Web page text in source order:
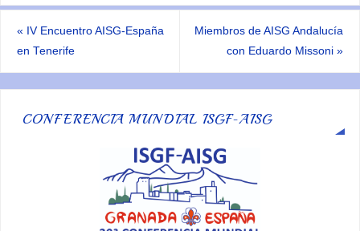
« IV Encuentro AISG-España
en Tenerife
Miembros de AISG Andalucía
con Eduardo Missoni »
CONFERENCIA MUNDIAL ISGF-AISG